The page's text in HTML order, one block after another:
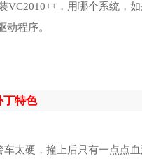
VC2010++，用哪个系统，
程序。
丁特色
太硬，撞上后只有一点点